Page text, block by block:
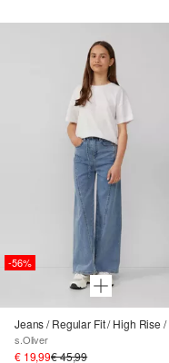
-56%
s.Oliver
€ 19,99€ 45,99